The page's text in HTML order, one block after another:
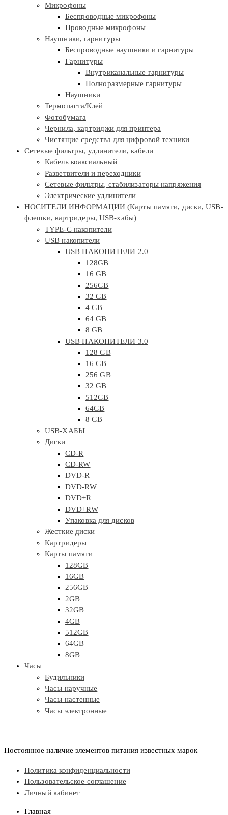
Микрофоны
Беспроводные микрофоны
Проводные микрофоны
Наушники, гарнитуры
Беспроводные наушники и гарнитуры
Гарнитуры
Внутриканальные гарнитуры
Полноразмерные гарнитуры
Наушники
Термопаста/Клей
Фотобумага
Чернила, картриджи для принтера
Чистящие средства для цифровой техники
Сетевые фильтры, удлинители, кабели
Кабель коаксиальный
Разветвители и переходники
Сетевые фильтры, стабилизаторы напряжения
Электрические удлинители
НОСИТЕЛИ ИНФОРМАЦИИ (Карты памяти, диски, USB-
флешки, картридеры, USB-хабы)
TYPE-C накопители
USB накопители
USB НАКОПИТЕЛИ 2.0
128GB
16 GB
256GB
32 GB
4 GB
64 GB
8 GB
USB НАКОПИТЕЛИ 3.0
128 GB
16 GB
256 GB
32 GB
512GB
64GB
8 GB
USB-ХАБЫ
Диски
CD-R
CD-RW
DVD-R
DVD-RW
DVD+R
DVD+RW
Упаковка для дисков
Жесткие диски
Картридеры
Карты памяти
128GB
16GB
256GB
2GB
32GB
4GB
512GB
64GB
8GB
Часы
Будильники
Часы наручные
Часы настенные
Часы электронные
Постоянное наличие элементов питания известных марок
Политика конфиденциальности
Пользовательское соглашение
Личный кабинет
Главная